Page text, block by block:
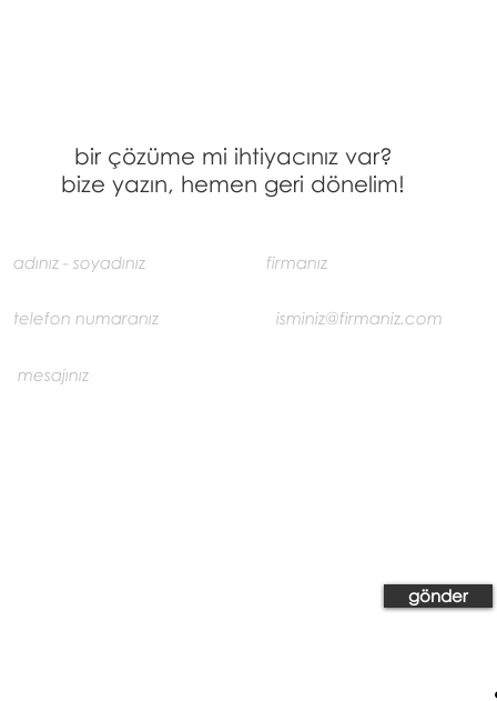
bir çözüme mi ihtiyacınız var?
bize yazın, hemen geri dönelim!
gönder